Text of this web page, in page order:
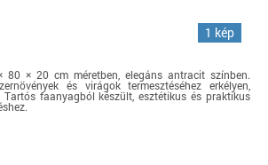
1 kép
80 × 20 cm méretben, elegáns antracit színben.
és virágok termesztéséhez erkélyen,
faanyagból készült, esztétikus és praktikus